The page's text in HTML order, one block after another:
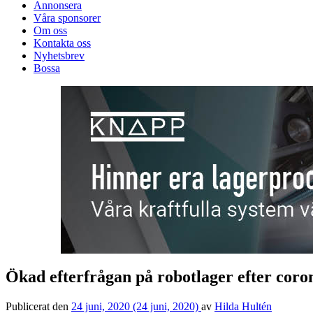
Annonsera
Våra sponsorer
Om oss
Kontakta oss
Nyhetsbrev
Bossa
Ökad efterfrågan på robotlager efter
Publicerat den 24 juni, 2020 (24 juni, 2020) av Hilda Hultén